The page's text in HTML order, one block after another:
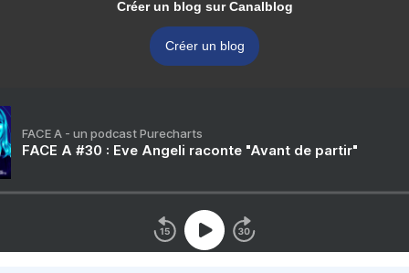
Créer un blog sur Canalblog
Créer un blog
FACE A - un podcast Purecharts
FACE A #30 : Eve Angeli raconte "Avant de partir"